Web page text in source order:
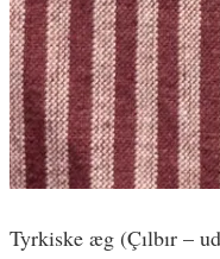
Tyrkiske æg (Çılbır –